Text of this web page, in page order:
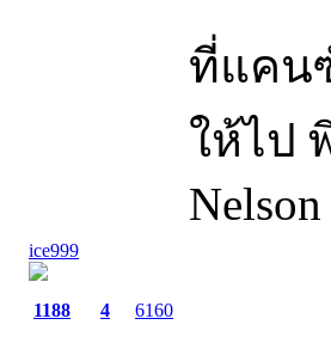
ice999
1188 4 6160
ที่แคน
ให้ไป
Nelson